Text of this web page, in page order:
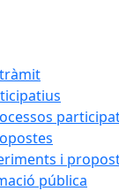
i
pública